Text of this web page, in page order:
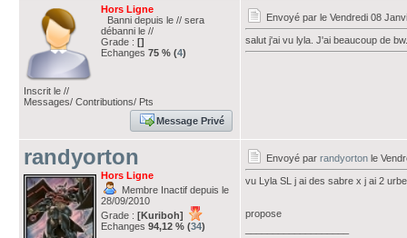
Hors Ligne
Banni depuis le // sera
débanni le //
Grade : []
Echanges 75 % (4)
Inscrit le //
Messages/ Contributions/ Pts
Message Privé
Envoyé par le Vendredi 08
salut j'ai vu lyla. J'ai beaucoup de
randyorton
Hors Ligne
Membre Inactif depuis le
28/09/2010
Grade : [Kuriboh]
Echanges 94,12 % (34)
Envoyé par randyorton le
vu Lyla SL j ai des sabre x j ai 2
propose